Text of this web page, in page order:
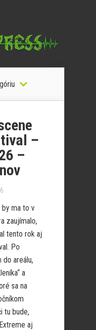
–
–
by ma to v
zaujímalo,
tento rok aj
Po
do areálu,
a
sa na
tu bude,
aj